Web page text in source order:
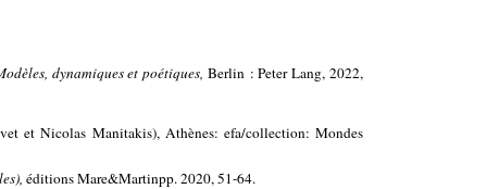
dynamiques et poétiques, Berlin : Peter Lang, 2022,
et Nicolas Manitakis), Athènes: efa/collection: Mondes
éditions Mare&Martinpp. 2020, 51-64.